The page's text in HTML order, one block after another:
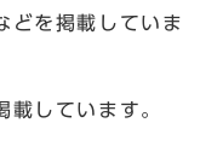
どを掲載していま
しています。